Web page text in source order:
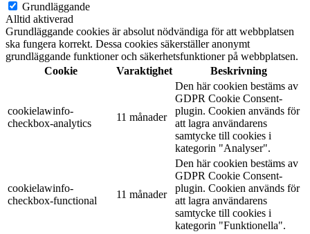
Grundläggande
Alltid aktiverad
Grundläggande cookies är absolut nödvändiga för att webbplatsen
ska fungera korrekt. Dessa cookies säkerställer anonymt
grundläggande funktioner och säkerhetsfunktioner på webbplatsen.
Cookie
Varaktighet Beskrivning
cookielawinfo-
checkbox-analytics
11 månader
Den här cookien bestäms av
GDPR Cookie Consent-
plugin. Cookien används för
att lagra användarens
samtycke till cookies i
kategorin "Analyser".
cookielawinfo-
checkbox-functional
11 månader
Den här cookien bestäms av
GDPR Cookie Consent-
plugin. Cookien används för
att lagra användarens
samtycke till cookies i
kategorin "Funktionella".